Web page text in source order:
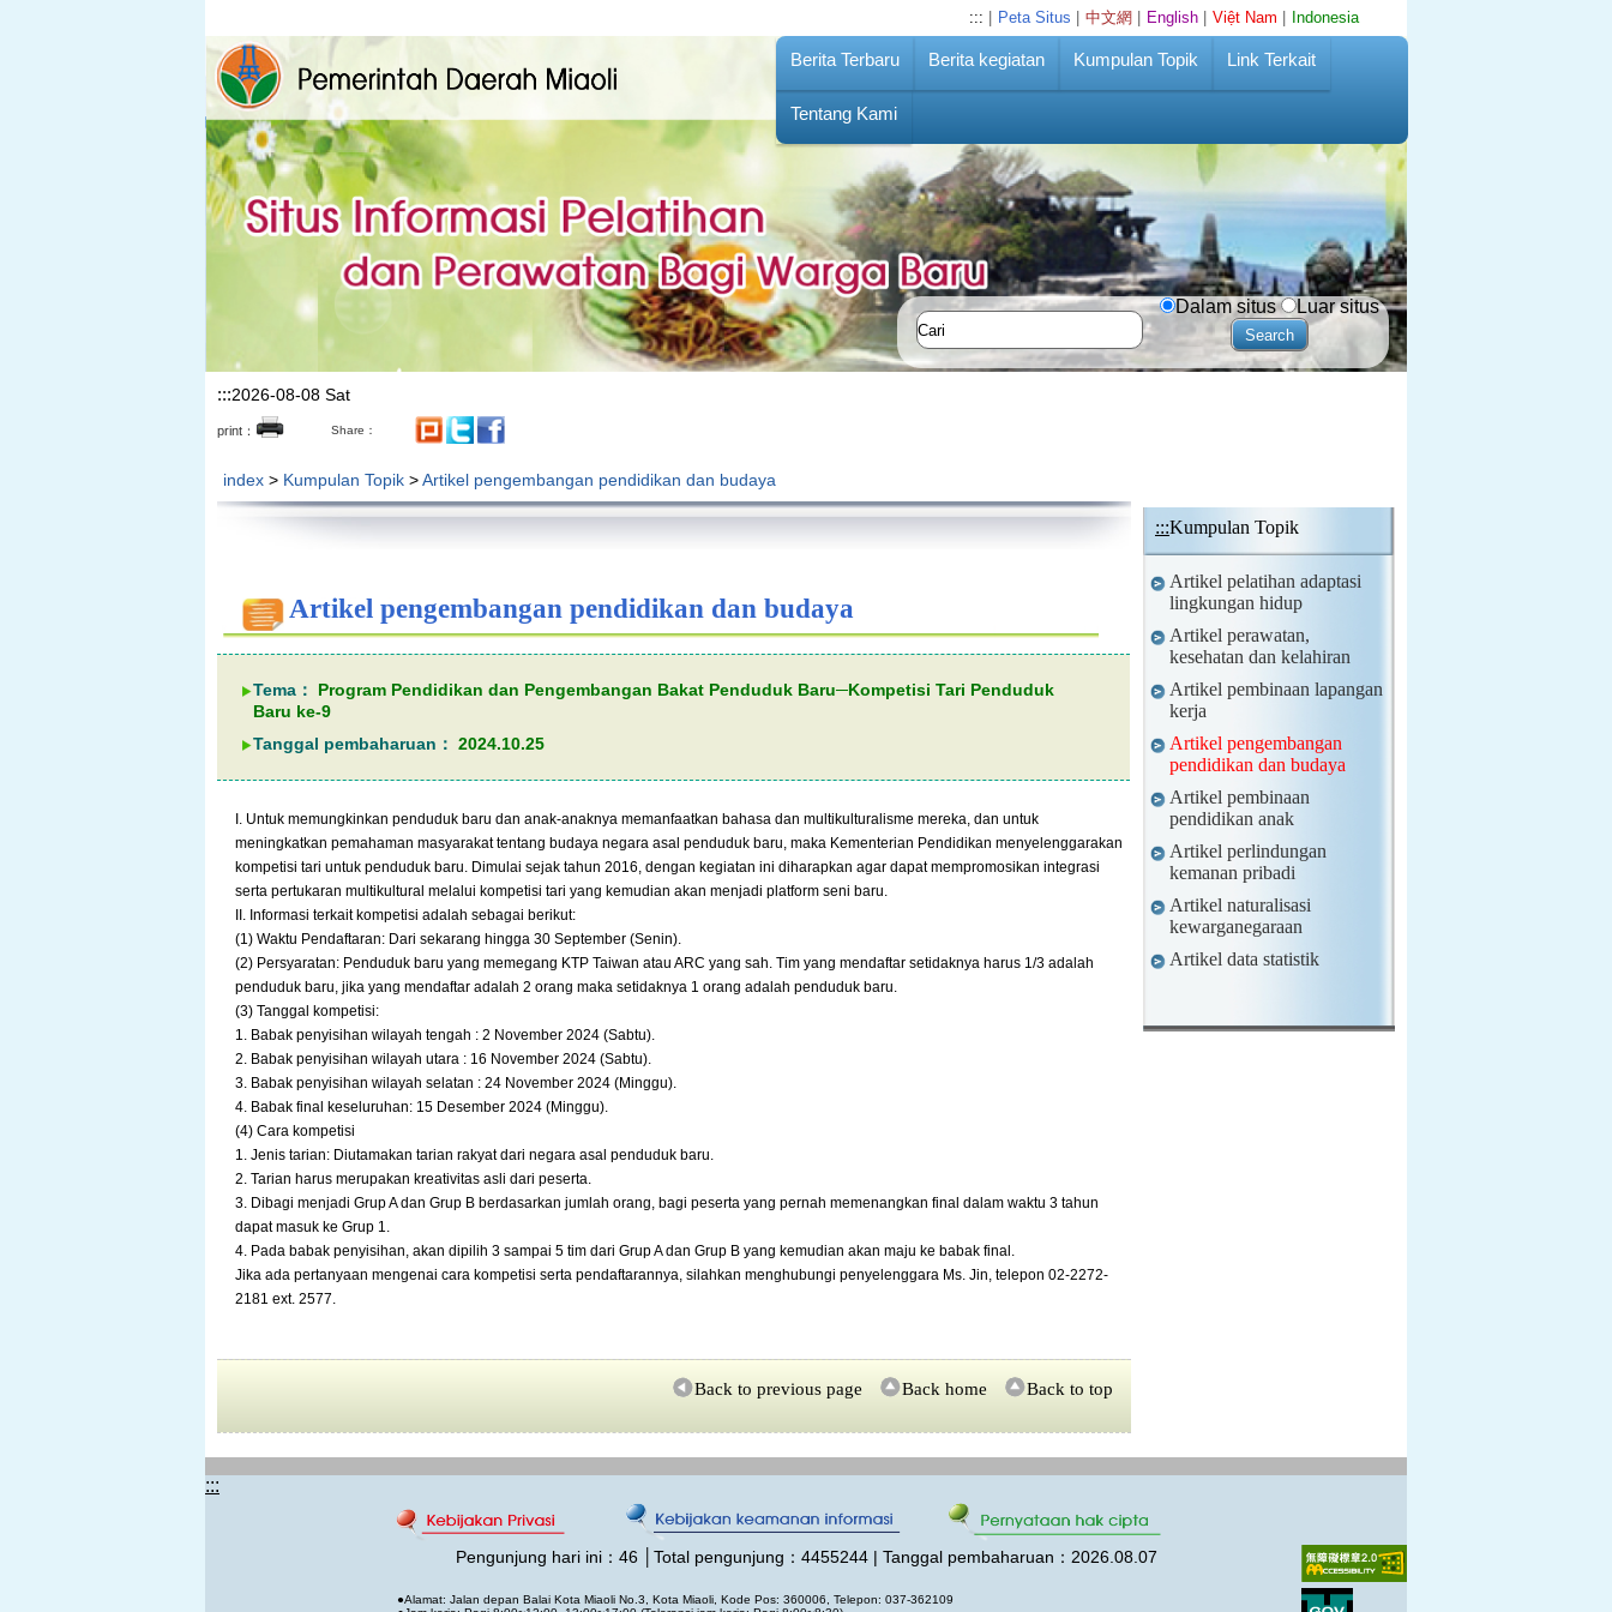
::: Peta Situs 中文網 English Việt Nam Indonesia
Berita Terbaru Berita kegiatan Kumpulan Topik Link Terkait
Tentang Kami
Dalam situs Luar situs
:::2026-08-08 Sat
print： Share：
index > Kumpulan Topik >Artikel pengembangan pendidikan dan budaya
Artikel pengembangan pendidikan dan budaya
Tema：
Program Pendidikan dan Pengembangan Bakat Penduduk Baru─Kompetisi Tari Penduduk
Baru ke-9
Tanggal pembaharuan： 2024.10.25
I. Untuk memungkinkan penduduk baru dan anak-anaknya memanfaatkan bahasa dan multikulturalisme mereka, dan untuk
meningkatkan pemahaman masyarakat tentang budaya negara asal penduduk baru, maka Kementerian Pendidikan menyelenggarakan
kompetisi tari untuk penduduk baru. Dimulai sejak tahun 2016, dengan kegiatan ini diharapkan agar dapat mempromosikan integrasi
serta pertukaran multikultural melalui kompetisi tari yang kemudian akan menjadi platform seni baru.
II. Informasi terkait kompetisi adalah sebagai berikut:
(1) Waktu Pendaftaran: Dari sekarang hingga 30 September (Senin).
(2) Persyaratan: Penduduk baru yang memegang KTP Taiwan atau ARC yang sah. Tim yang mendaftar setidaknya harus 1/3 adalah
penduduk baru, jika yang mendaftar adalah 2 orang maka setidaknya 1 orang adalah penduduk baru.
(3) Tanggal kompetisi:
1. Babak penyisihan wilayah tengah : 2 November 2024 (Sabtu).
2. Babak penyisihan wilayah utara : 16 November 2024 (Sabtu).
3. Babak penyisihan wilayah selatan : 24 November 2024 (Minggu).
4. Babak final keseluruhan: 15 Desember 2024 (Minggu).
(4) Cara kompetisi
1. Jenis tarian: Diutamakan tarian rakyat dari negara asal penduduk baru.
2. Tarian harus merupakan kreativitas asli dari peserta.
3. Dibagi menjadi Grup A dan Grup B berdasarkan jumlah orang, bagi peserta yang pernah memenangkan final dalam waktu 3 tahun
dapat masuk ke Grup 1.
4. Pada babak penyisihan, akan dipilih 3 sampai 5 tim dari Grup A dan Grup B yang kemudian akan maju ke babak final.
Jika ada pertanyaan mengenai cara kompetisi serta pendaftarannya, silahkan menghubungi penyelenggara Ms. Jin, telepon 02-2272-
2181 ext. 2577.
Back to previous page Back home Back to top
:::Kumpulan Topik
Artikel pelatihan adaptasi
lingkungan hidup
Artikel perawatan,
kesehatan dan kelahiran
Artikel pembinaan lapangan
kerja
Artikel pengembangan
pendidikan dan budaya
Artikel pembinaan
pendidikan anak
Artikel perlindungan
kemanan pribadi
Artikel naturalisasi
kewarganegaraan
Artikel data statistik
:::
Pengunjung hari ini： 46│Total pengunjung： 4455244 | Tanggal pembaharuan：2026.08.07
●Alamat: Jalan depan Balai Kota Miaoli No.3, Kota Miaoli, Kode Pos: 360006, Telepon: 037-362109